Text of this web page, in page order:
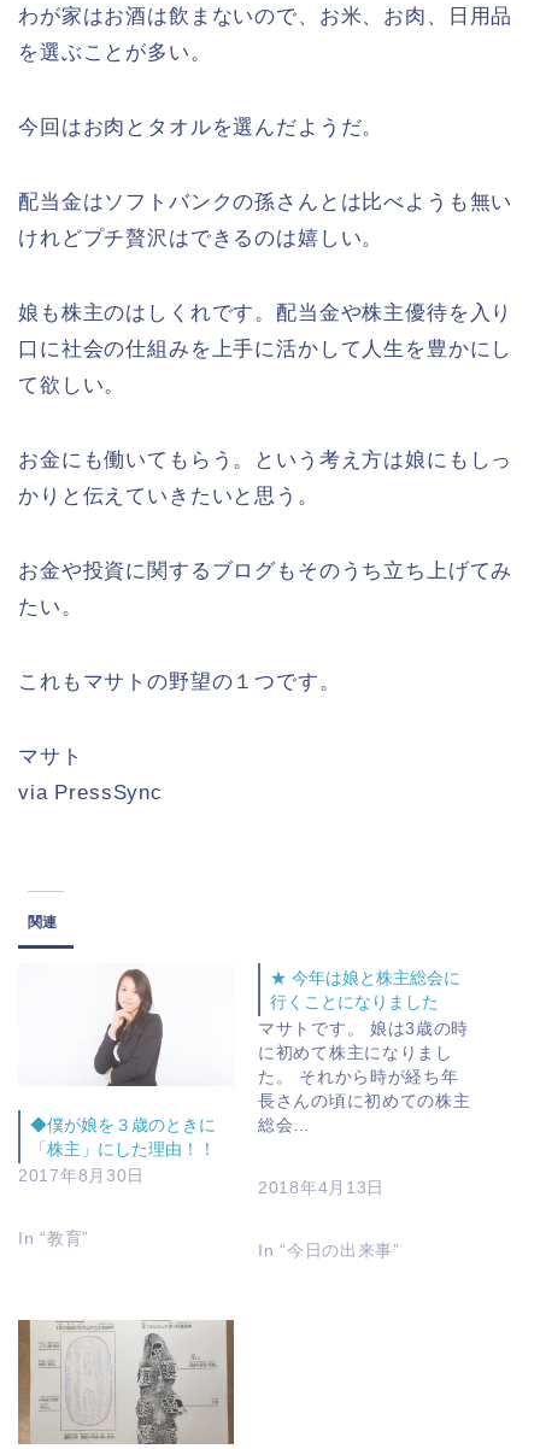
わが家はお酒は飲まないので、お米、お肉、日用品
を選ぶことが多い。
今回はお肉とタオルを選んだようだ。
配当金はソフトバンクの孫さんとは比べようも無い
けれどプチ贅沢はできるのは嬉しい。
娘も株主のはしくれです。配当金や株主優待を入り
口に社会の仕組みを上手に活かして人生を豊かにし
て欲しい。
お金にも働いてもらう。という考え方は娘にもしっ
かりと伝えていきたいと思う。
お金や投資に関するブログもそのうち立ち上げてみ
たい。
これもマサトの野望の１つです。
マサト
via PressSync
関連
◆僕が娘を３歳のときに
「株主」にした理由！！
2017年8月30日
In “教育”
★ 今年は娘と株主総会に
行くことになりました
マサトです。 娘は3歳の時
に初めて株主になりまし
た。 それから時が経ち年
長さんの頃に初めての株主
総会…
2018年4月13日
In “今日の出来事”